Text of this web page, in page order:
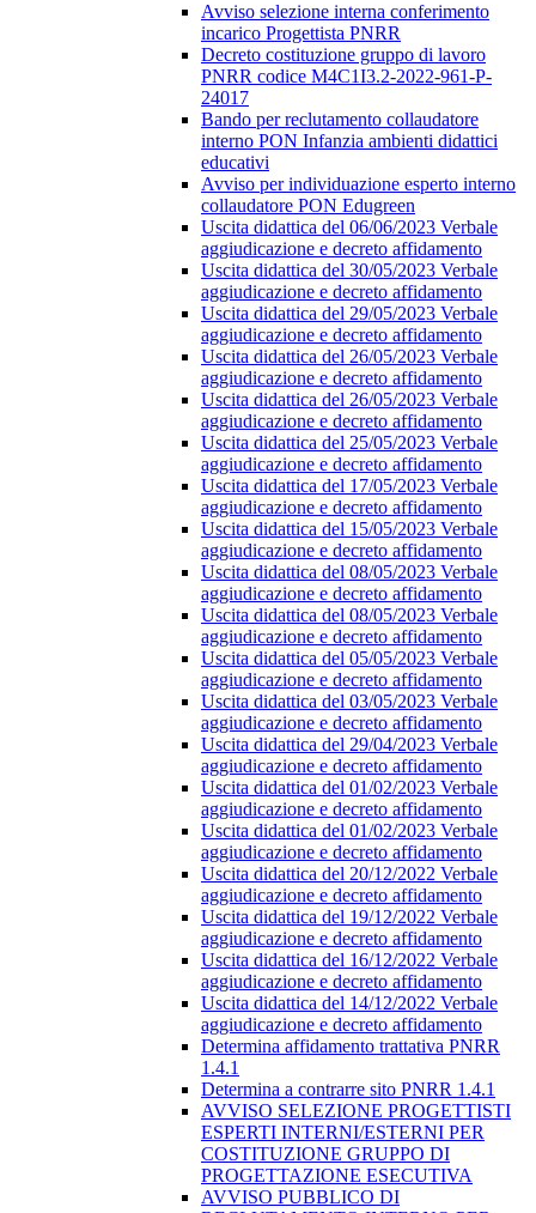
Avviso selezione interna conferimento
incarico Progettista PNRR
Decreto costituzione gruppo di lavoro
PNRR codice M4C1I3.2-2022-961-P-
24017
Bando per reclutamento collaudatore
interno PON Infanzia ambienti didattici
educativi
Avviso per individuazione esperto interno
collaudatore PON Edugreen
Uscita didattica del 06/06/2023 Verbale
aggiudicazione e decreto affidamento
Uscita didattica del 30/05/2023 Verbale
aggiudicazione e decreto affidamento
Uscita didattica del 29/05/2023 Verbale
aggiudicazione e decreto affidamento
Uscita didattica del 26/05/2023 Verbale
aggiudicazione e decreto affidamento
Uscita didattica del 26/05/2023 Verbale
aggiudicazione e decreto affidamento
Uscita didattica del 25/05/2023 Verbale
aggiudicazione e decreto affidamento
Uscita didattica del 17/05/2023 Verbale
aggiudicazione e decreto affidamento
Uscita didattica del 15/05/2023 Verbale
aggiudicazione e decreto affidamento
Uscita didattica del 08/05/2023 Verbale
aggiudicazione e decreto affidamento
Uscita didattica del 08/05/2023 Verbale
aggiudicazione e decreto affidamento
Uscita didattica del 05/05/2023 Verbale
aggiudicazione e decreto affidamento
Uscita didattica del 03/05/2023 Verbale
aggiudicazione e decreto affidamento
Uscita didattica del 29/04/2023 Verbale
aggiudicazione e decreto affidamento
Uscita didattica del 01/02/2023 Verbale
aggiudicazione e decreto affidamento
Uscita didattica del 01/02/2023 Verbale
aggiudicazione e decreto affidamento
Uscita didattica del 20/12/2022 Verbale
aggiudicazione e decreto affidamento
Uscita didattica del 19/12/2022 Verbale
aggiudicazione e decreto affidamento
Uscita didattica del 16/12/2022 Verbale
aggiudicazione e decreto affidamento
Uscita didattica del 14/12/2022 Verbale
aggiudicazione e decreto affidamento
Determina affidamento trattativa PNRR
1.4.1
Determina a contrarre sito PNRR 1.4.1
AVVISO SELEZIONE PROGETTISTI
ESPERTI INTERNI/ESTERNI PER
COSTITUZIONE GRUPPO DI
PROGETTAZIONE ESECUTIVA
AVVISO PUBBLICO DI